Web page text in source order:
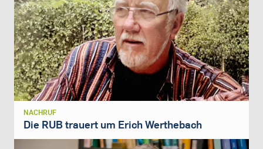
NACHRUF
Die RUB trauert um Erich Werthebach